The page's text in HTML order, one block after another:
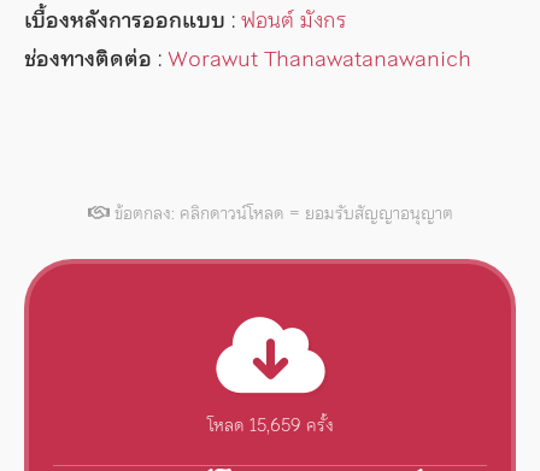
เบื้องหลังการออกแบบ :ฟอนต์ มังกร
ช่องทางติดต่อ :Worawut Thanawatanawanich
ข้อตกลง: คลิกดาวน์โหลด = ยอมรับสัญญาอนุญาต
โหลด 15,659 ครั้ง